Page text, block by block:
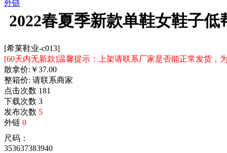
外链
2022春夏季新款单鞋女鞋子
[希莱鞋业-c013]
[60天内无新款]温馨提示：上架请联系厂家是否能正常发货，
散拿价: ￥37.00
整箱价: 请联系商家
点击次数 181
下载次数 3
发布次数 5
外链 0
尺码：
353637383940